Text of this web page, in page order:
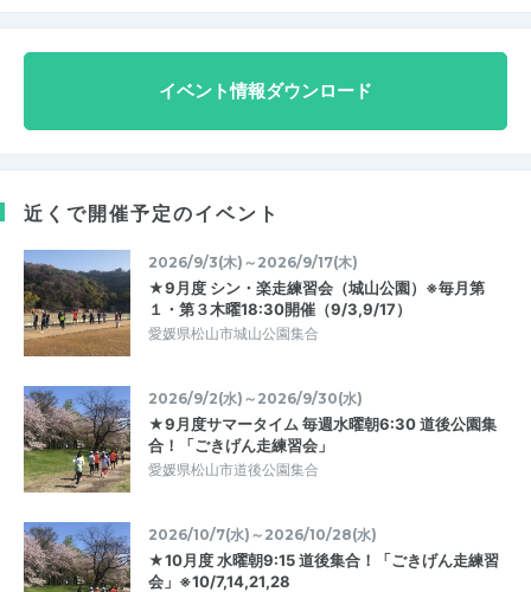
イベント情報ダウンロード
近くで開催予定のイベント
2026/9/3(木)～2026/9/17(木)
★9月度 シン・楽走練習会（城山公園）※毎月第
１・第３木曜18:30開催（9/3,9/17）
愛媛県松山市城山公園集合
2026/9/2(水)～2026/9/30(水)
★9月度サマータイム 毎週水曜朝6:30 道後公園集
合！「ごきげん走練習会」
愛媛県松山市道後公園集合
2026/10/7(水)～2026/10/28(水)
★10月度 水曜朝9:15 道後集合！「ごきげん走練習
会」※10/7,14,21,28